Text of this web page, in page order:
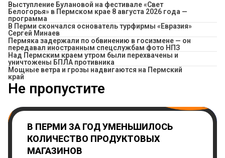
Выступление Булановой на фестивале «Свет
Белогорья» в Пермском крае 8 августа 2026 года —
программа
В Перми скончался основатель турфирмы «Евразия»
Сергей Минаев
Пермяка задержали по обвинению в госизмене — он
передавал иностранным спецслужбам фото НПЗ
Над Пермским краем утром были перехвачены и
уничтожены БПЛА противника
Мощные ветра и грозы надвигаются на Пермский
край
Не пропустите
В ПЕРМИ ЗА ГОД УМЕНЬШИЛОСЬ
КОЛИЧЕСТВО ПРОДУКТОВЫХ
МАГАЗИНОВ